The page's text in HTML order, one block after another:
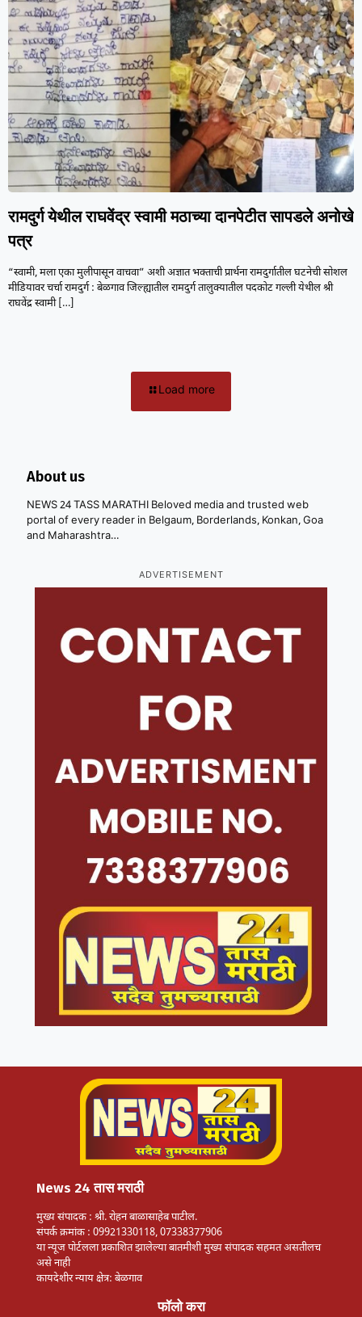
रामदुर्ग येथील राघवेंद्र स्वामी मठाच्या दानपेटीत सापडले अनोखे
पत्र
“स्वामी, मला एका मुलीपासून वाचवा” अशी अज्ञात भक्ताची प्रार्थना रामदुर्गातील घटनेची सोशल
मीडियावर चर्चा रामदुर्ग : बेळगाव जिल्ह्यातील रामदुर्ग तालुक्यातील पदकोट गल्ली येथील श्री
राघवेंद्र स्वामी[…]
Load more
About us
NEWS 24 TASS MARATHI Beloved media and trusted web
portal of every reader in Belgaum, Borderlands, Konkan, Goa
and Maharashtra…
ADVERTISEMENT
News 24 तास मराठी
मुख्य संपादक : श्री. रोहन बाळासाहेब पाटील.
संपर्क क्रमांक : 09921330118, 07338377906
या न्यूज पोर्टलला प्रकाशित झालेल्या बातमीशी मुख्य संपादक सहमत असतीलच
असे नाही
कायदेशीर न्याय क्षेत्र: बेळगाव
फॉलो करा